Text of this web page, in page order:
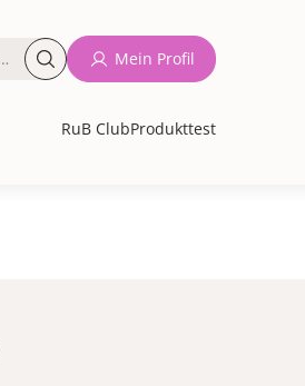
RuB ClubProdukttest
Mein Profil